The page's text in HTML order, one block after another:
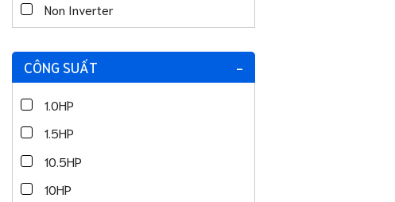
Non Inverter
CÔNG SUẤT -
1.0HP
1.5HP
10.5HP
10HP